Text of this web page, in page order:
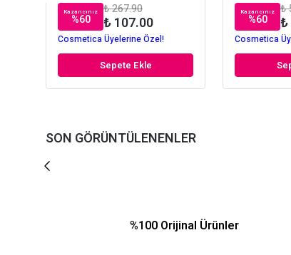
Kazancınız
%60
₺ 267.90
₺ 107.00
Cosmetica Üyelerine Özel!
Sepete Ekle
Kazancınız
%60
₺
Cosmetica
SON GÖRÜNTÜLENENLER
%100 Orijinal Ürünler